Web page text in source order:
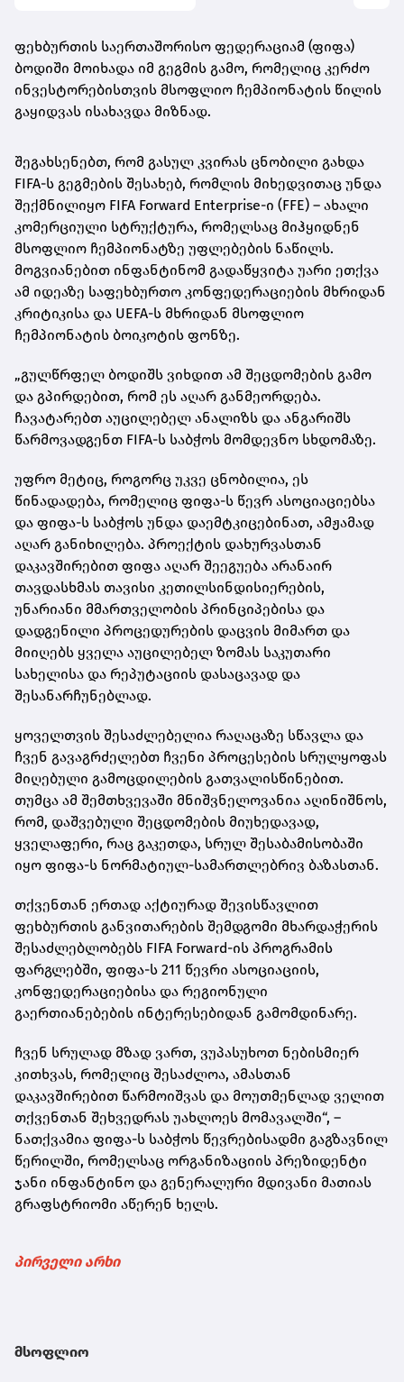
ფეხბურთის საერთაშორისო ფედერაციამ (ფიფა)
ბოდიში მოიხადა იმ გეგმის გამო, რომელიც კერძო
ინვესტორებისთვის მსოფლიო ჩემპიონატის წილის
გაყიდვას ისახავდა მიზნად.
შეგახსენებთ, რომ გასულ კვირას ცნობილი გახდა
FIFA-ს გეგმების შესახებ, რომლის მიხედვითაც უნდა
შექმნილიყო FIFA Forward Enterprise-ი (FFE) – ახალი
კომერციული სტრუქტურა, რომელსაც მიჰყიდნენ
მსოფლიო ჩემპიონატზე უფლებების ნაწილს.
მოგვიანებით ინფანტინომ გადაწყვიტა უარი ეთქვა
ამ იდეაზე საფეხბურთო კონფედერაციების მხრიდან
კრიტიკისა და UEFA-ს მხრიდან მსოფლიო
ჩემპიონატის ბოიკოტის ფონზე.
„გულწრფელ ბოდიშს ვიხდით ამ შეცდომების გამო
და გპირდებით, რომ ეს აღარ განმეორდება.
ჩავატარებთ აუცილებელ ანალიზს და ანგარიშს
წარმოვადგენთ FIFA-ს საბჭოს მომდევნო სხდომაზე.
უფრო მეტიც, როგორც უკვე ცნობილია, ეს
წინადადება, რომელიც ფიფა-ს წევრ ასოციაციებსა
და ფიფა-ს საბჭოს უნდა დაემტკიცებინათ, ამჟამად
აღარ განიხილება. პროექტის დახურვასთან
დაკავშირებით ფიფა აღარ შეეგუება არანაირ
თავდასხმას თავისი კეთილსინდისიერების,
უნარიანი მმართველობის პრინციპებისა და
დადგენილი პროცედურების დაცვის მიმართ და
მიიღებს ყველა აუცილებელ ზომას საკუთარი
სახელისა და რეპუტაციის დასაცავად და
შესანარჩუნებლად.
ყოველთვის შესაძლებელია რაღაცაზე სწავლა და
ჩვენ გავაგრძელებთ ჩვენი პროცესების სრულყოფას
მიღებული გამოცდილების გათვალისწინებით.
თუმცა ამ შემთხვევაში მნიშვნელოვანია აღინიშნოს,
რომ, დაშვებული შეცდომების მიუხედავად,
ყველაფერი, რაც გაკეთდა, სრულ შესაბამისობაში
იყო ფიფა-ს ნორმატიულ-სამართლებრივ ბაზასთან.
თქვენთან ერთად აქტიურად შევისწავლით
ფეხბურთის განვითარების შემდგომი მხარდაჭერის
შესაძლებლობებს FIFA Forward-ის პროგრამის
ფარგლებში, ფიფა-ს 211 წევრი ასოციაციის,
კონფედერაციებისა და რეგიონული
გაერთიანებების ინტერესებიდან გამომდინარე.
ჩვენ სრულად მზად ვართ, ვუპასუხოთ ნებისმიერ
კითხვას, რომელიც შესაძლოა, ამასთან
დაკავშირებით წარმოიშვას და მოუთმენლად ველით
თქვენთან შეხვედრას უახლოეს მომავალში“, –
ნათქვამია ფიფა-ს საბჭოს წევრებისადმი გაგზავნილ
წერილში, რომელსაც ორგანიზაციის პრეზიდენტი
ჯანი ინფანტინო და გენერალური მდივანი მათიას
გრაფსტრიომი აწერენ ხელს.
პირველი არხი
მსოფლიო